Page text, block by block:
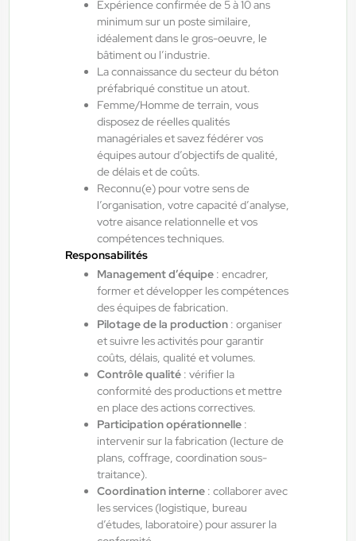
Expérience confirmée de 5 à 10 ans
minimum sur un poste similaire,
idéalement dans le gros-oeuvre, le
bâtiment ou l’industrie.
La connaissance du secteur du béton
préfabriqué constitue un atout.
Femme/Homme de terrain, vous
disposez de réelles qualités
managériales et savez fédérer vos
équipes autour d’objectifs de qualité,
de délais et de coûts.
Reconnu(e) pour votre sens de
l’organisation, votre capacité d’analyse,
votre aisance relationnelle et vos
compétences techniques.
Responsabilités
Management d’équipe : encadrer,
former et développer les compétences
des équipes de fabrication.
Pilotage de la production : organiser
et suivre les activités pour garantir
coûts, délais, qualité et volumes.
Contrôle qualité : vérifier la
conformité des productions et mettre
en place des actions correctives.
Participation opérationnelle :
intervenir sur la fabrication (lecture de
plans, coffrage, coordination sous-
traitance).
Coordination interne : collaborer avec
les services (logistique, bureau
d’études, laboratoire) pour assurer la
Toulouse , France
12,54 €/h - 14,83 €/h
10/08/26 Au:31/08/26
07/08/2026
Métallier atelier - Soudeur H/F/X
Bon-Encontre , France
15,00 €/h - 17,00 €/h
07/09/26 Au:31/10/26
Yes ! Pamiers 17/07/2026
Préparateur de commandes H/F/X
Auterive , France
12,31 €/h
10/08/26 Au:31/08/26